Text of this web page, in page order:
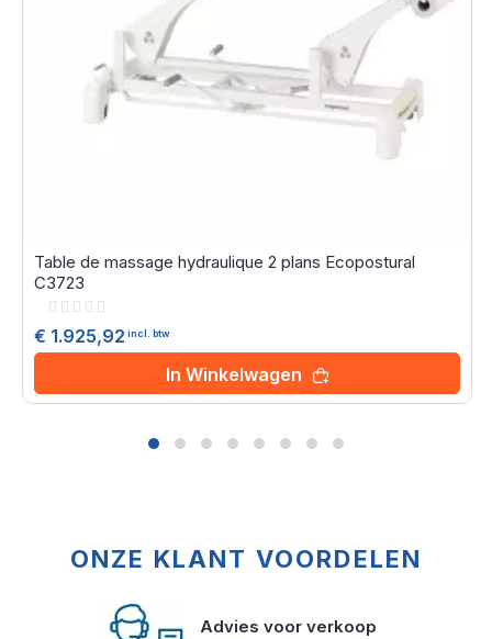
Table de massage hydraulique 2 plans Ecopostural
C3723
Rating:
€ 1.925,92 incl. btw
In Winkelwagen
ONZE KLANT VOORDELEN
Advies voor verkoop